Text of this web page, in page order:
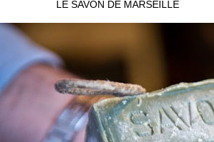
LE SAVON DE MARSEILLE